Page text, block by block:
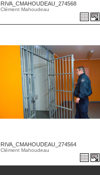
RIVA_CMAHOUDEAU_274568
Clément Mahoudeau
RIVA_CMAHOUDEAU_274564
Clément Mahoudeau